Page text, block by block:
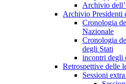
Archivio
Archivio Presidenti
Cronologia
Nazionale
Cronologia
degli Stati
incontri degli
Retrospettive delle
Sessioni